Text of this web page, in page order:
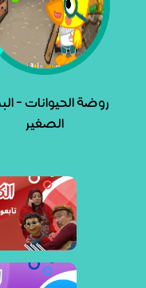
روضة الحيوانات -
الصغير